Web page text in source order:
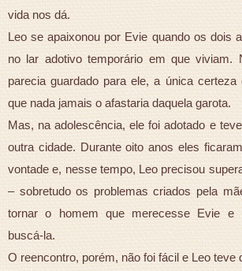
vida nos dá.
Leo se apaixonou por Evie quando os dois
no lar adotivo temporário em que viviam.
parecia guardado para ele, a única
que nada jamais o afastaria daquela garota.
Mas, na adolescência, ele foi adotado e
outra cidade. Durante oito anos eles
vontade e, nesse tempo, Leo precisou
– sobretudo os problemas criados pela
tornar o homem que merecesse Evie e
buscá-la.
O reencontro, porém, não foi fácil e Leo teve